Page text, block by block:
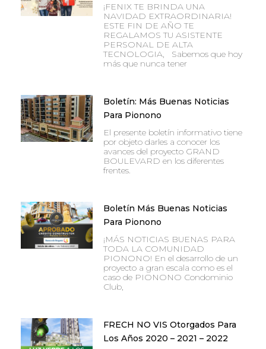
¡FENIX TE BRINDA UNA
NAVIDAD EXTRAORDINARIA!
ESTE FIN DE AÑO TE
REGALAMOS TU ASISTENTE
PERSONAL DE ALTA
TECNOLOGIA, Sabemos que hoy
más que nunca tener
Boletín: Más Buenas Noticias
Para Pionono
El presente boletín informativo tiene
por objeto darles a conocer los
avances del proyecto GRAND
BOULEVARD en los diferentes
frentes.
Boletín Más Buenas Noticias
Para Pionono
¡MÁS NOTICIAS BUENAS PARA
TODA LA COMUNIDAD
PIONONO! En el desarrollo de un
proyecto a gran escala como es el
caso de PIONONO Condominio
Club,
FRECH NO VIS Otorgados Para
Los Años 2020 – 2021 – 2022